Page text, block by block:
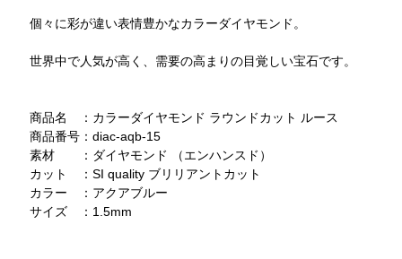
個々に彩が違い表情豊かなカラーダイヤモンド。
世界中で人気が高く、需要の高まりの目覚しい宝石です。
商品名 ：カラーダイヤモンド ラウンドカット ルース
商品番号：diac-aqb-15
素材 ：ダイヤモンド （エンハンスド）
カット ：SI quality ブリリアントカット
カラー ：アクアブルー
サイズ ：1.5mm